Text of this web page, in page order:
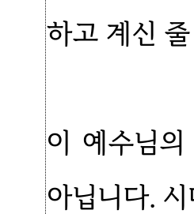
하고 계신
이 예수님
아닙니다.